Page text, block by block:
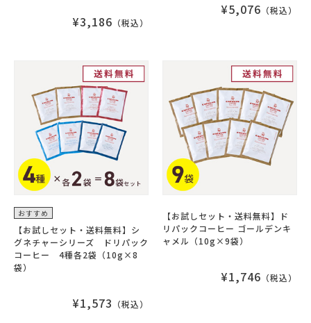
¥3,186 （税込）
¥5,076 （税込）
おすすめ
【お試しセット・送料無料】シ
グネチャーシリーズ ドリパック
コーヒー 4種各2袋（10g×8
袋）
¥1,573 （税込）
【お試しセット・送料無料】ド
リパックコーヒー ゴールデンキ
ャメル（10g×9袋）
¥1,746 （税込）